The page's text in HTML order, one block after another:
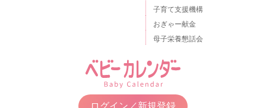
子育て支援機構
おぎゃー献金
母子栄養懇話会